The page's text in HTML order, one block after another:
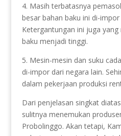
4. Masih terbatasnya
besar bahan baku ini di-
Ketergantungan ini juga
baku menjadi tinggi.
5. Mesin-mesin dan suku
di-impor dari negara lain.
dalam pekerjaan produksi
Dari penjelasan singkat
sulitnya menemukan
Probolinggo. Akan tetapi,